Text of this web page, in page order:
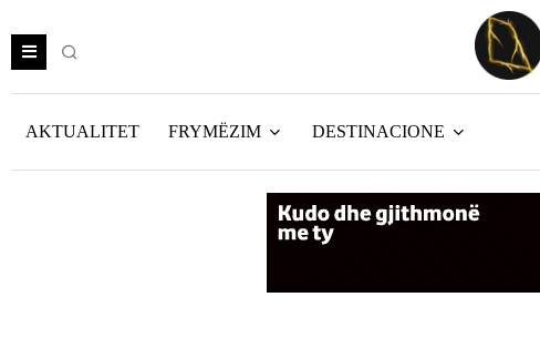
AKTUALITET FRYMËZIM DESTINACIONE